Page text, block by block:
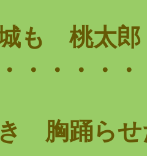
桃太郎
・・・・・
踊らせ